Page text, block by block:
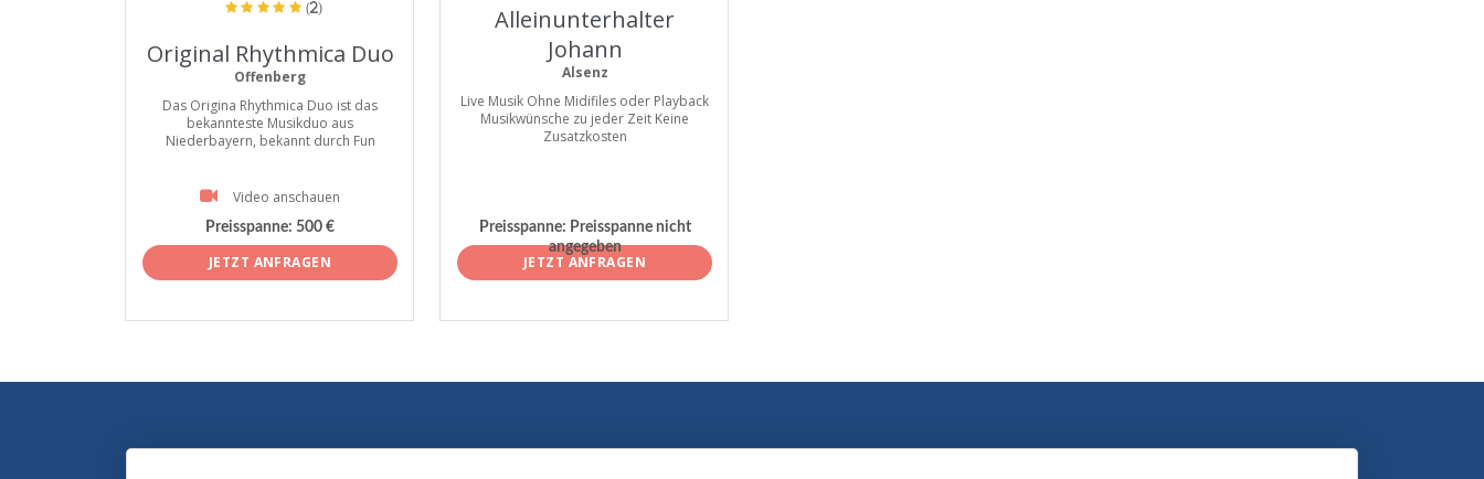
(2)
Original Rhythmica Duo
Offenberg
Das Origina Rhythmica Duo ist das
bekannteste Musikduo aus
Niederbayern, bekannt durch Fun
Video anschauen
Preisspanne: 500 €
JETZT ANFRAGEN
Alleinunterhalter
Johann
Alsenz
Live Musik Ohne Midifiles oder Playback
Musikwünsche zu jeder Zeit Keine
Zusatzkosten
Preisspanne: Preisspanne nicht
angegeben
JETZT ANFRAGEN